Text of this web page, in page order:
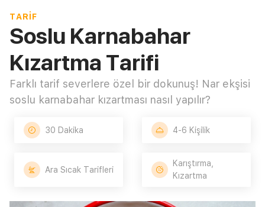
TARIF
Soslu Karnabahar
Kızartma Tarifi
Farklı tarif severlere özel bir dokunuş! Nar ekşisi
soslu karnabahar kızartması nasıl yapılır?
30 Dakika 4-6 Kişilik
Ara Sıcak Tarifleri
Karıştırma,
Kızartma